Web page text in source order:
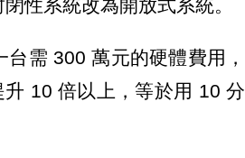
性系統改為開放式系統。
需 300 萬元的硬體費用，
10 倍以上，等於用 10 分